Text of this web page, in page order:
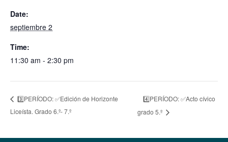
Date:
septiembre 2
Time:
11:30 am - 2:30 pm
3️⃣PERÍODO: ✅Edición de Horizonte
Liceísta. Grado 6.º- 7.º
4️⃣PERÍODO: ✅Acto cívico
grado 5.º